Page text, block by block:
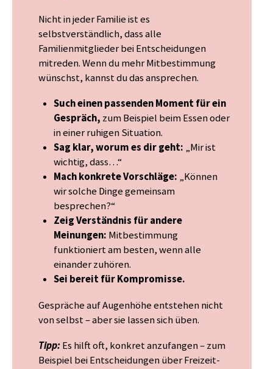
Nicht in jeder Familie ist es
selbstverständlich, dass alle
Familienmitglieder bei Entscheidungen
mitreden. Wenn du mehr Mitbestimmung
wünschst, kannst du das ansprechen.
Such einen passenden Moment für ein
Gespräch, zum Beispiel beim Essen oder
in einer ruhigen Situation.
Sag klar, worum es dir geht: „Mir ist
wichtig, dass…“
Mach konkrete Vorschläge: „Können
wir solche Dinge gemeinsam
besprechen?“
Zeig Verständnis für andere
Meinungen: Mitbestimmung
funktioniert am besten, wenn alle
einander zuhören.
Sei bereit für Kompromisse.
Gespräche auf Augenhöhe entstehen nicht
von selbst – aber sie lassen sich üben.
Tipp: Es hilft oft, konkret anzufangen – zum
Beispiel bei Entscheidungen über Freizeit-